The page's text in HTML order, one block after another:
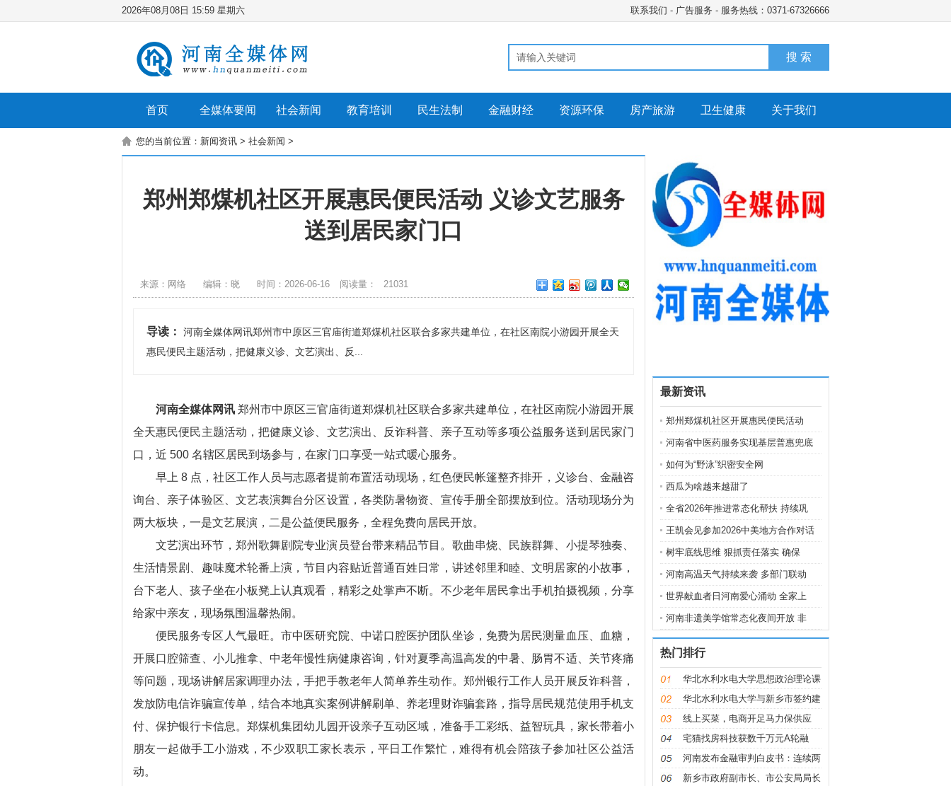
联系我们 - 广告服务 - 服务热线：0371-67326666
2026年08月08日 15:59 星期六
搜 索
首页 全媒体要闻 社会新闻 教育培训 民生法制 金融财经 资源环保 房产旅游 卫生健康 关于我们
您的当前位置： 新闻资讯 > 社会新闻 >
郑州郑煤机社区开展惠民便民活动 义诊文艺服务
送到居民家门口
来源：网络 编辑：晓 时间：2026-06-16 阅读量： 21031
导读：
河南全媒体网讯郑州市中原区三官庙街道郑煤机社区联合多家共建单位，在社区南院小游园开展全天
惠民便民主题活动，把健康义诊、文艺演出、反...
河南全媒体网讯 郑州市中原区三官庙街道郑煤机社区联合多家共建单位，在社区南院小游园开展
全天惠民便民主题活动，把健康义诊、文艺演出、反诈科普、亲子互动等多项公益服务送到居民家门
口，近 500 名辖区居民到场参与，在家门口享受一站式暖心服务。
早上 8 点，社区工作人员与志愿者提前布置活动现场，红色便民帐篷整齐排开，义诊台、金融咨
询台、亲子体验区、文艺表演舞台分区设置，各类防暑物资、宣传手册全部摆放到位。活动现场分为
两大板块，一是文艺展演，二是公益便民服务，全程免费向居民开放。
文艺演出环节，郑州歌舞剧院专业演员登台带来精品节目。歌曲串烧、民族群舞、小提琴独奏、
生活情景剧、趣味魔术轮番上演，节目内容贴近普通百姓日常，讲述邻里和睦、文明居家的小故事，
台下老人、孩子坐在小板凳上认真观看，精彩之处掌声不断。不少老年居民拿出手机拍摄视频，分享
给家中亲友，现场氛围温馨热闹。
便民服务专区人气最旺。市中医研究院、中诺口腔医护团队坐诊，免费为居民测量血压、血糖，
开展口腔筛查、小儿推拿、中老年慢性病健康咨询，针对夏季高温高发的中暑、肠胃不适、关节疼痛
等问题，现场讲解居家调理办法，手把手教老年人简单养生动作。郑州银行工作人员开展反诈科普，
发放防电信诈骗宣传单，结合本地真实案例讲解刷单、养老理财诈骗套路，指导居民规范使用手机支
付、保护银行卡信息。郑煤机集团幼儿园开设亲子互动区域，准备手工彩纸、益智玩具，家长带着小
朋友一起做手工小游戏，不少双职工家长表示，平日工作繁忙，难得有机会陪孩子参加社区公益活
动。
最新资讯
郑州郑煤机社区开展惠民便民活动
河南省中医药服务实现基层普惠兜底
如何为“野泳”织密安全网
西瓜为啥越来越甜了
全省2026年推进常态化帮扶 持续巩
王凯会见参加2026中美地方合作对话
树牢底线思维 狠抓责任落实 确保
河南高温天气持续来袭 多部门联动
世界献血者日河南爱心涌动 全家上
河南非遗美学馆常态化夜间开放 非
热门排行
华北水利水电大学思想政治理论课
华北水利水电大学与新乡市签约建
设
线上买菜，电商开足马力保供应
宅猫找房科技获数千万元A轮融
资，万
河南发布金融审判白皮书：连续两
年
新乡市政府副市长、市公安局局长